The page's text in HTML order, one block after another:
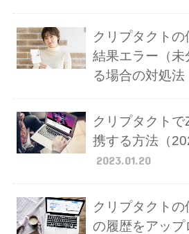
クリプタクト
結果エラー（未
る場合の対処法
クリプタクト
携する方法（
2023.01.20
クリプタクト
の履歴をアッ